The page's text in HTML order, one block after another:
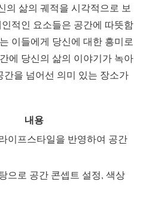
의 삶의 궤적을 시각적으로 보
적인 요소들은 공간에 따뜻함
이들에게 당신에 대한 흥미로
에 당신의 삶의 이야기가 녹아
을 넘어선 의미 있는 장소가
내용
이프스타일을 반영하여 공간
으로 공간 콘셉트 설정, 색상